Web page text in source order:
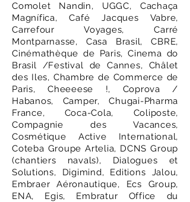
Comolet Nandin, UGGC, Cachaça
Magnífica, Café Jacques Vabre,
Carrefour Voyages, Carré
Montparnasse, Casa Brasil, CBRE,
Cinémathèque de Paris, Cinema do
Brasil /Festival de Cannes, Châlet
des Iles, Chambre de Commerce de
Paris, Cheeeese !, Coprova /
Habanos, Camper, Chugai-Pharma
France, Coca-Cola, Coliposte,
Compagnie des Vacances,
Cosmétique Active International,
Coteba Groupe Artelia, DCNS Group
(chantiers navals), Dialogues et
Solutions, Digimind, Editions Jalou,
Embraer Aéronautique, Ecs Group,
ENA, Egis, Embratur Office du